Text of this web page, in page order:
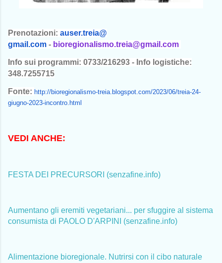
Prenotazioni: auser.treia@
gmail.com - bioregionalismo.treia@gmail.com
Info sui programmi: 0733/216293 - Info logistiche:
348.7255715
Fonte: http://bioregionalismo-treia.blogspot.com/2023/06/treia-24-
giugno-2023-incontro. html
VEDI ANCHE:
FESTA DEI PRECURSORI (senzafine.info)
Aumentano gli eremiti vegetariani... per sfuggire al sistema
consumista di PAOLO D'ARPINI (senzafine.info)
Alimentazione bioregionale. Nutrirsi con il cibo naturale